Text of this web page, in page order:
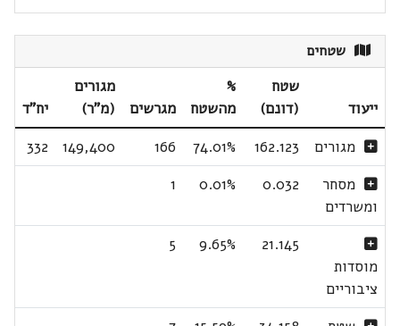
שטחים
ייעוד
שטח
(דונם)
%
מהשטח
מגרשים
מגורים
(מ"ר)
יח"ד
מגורים
162.123
74.01%
166
149,400
332
מסחר
ומשרדים
0.032
0.01%
1
מוסדות
ציבוריים
21.145
9.65%
5